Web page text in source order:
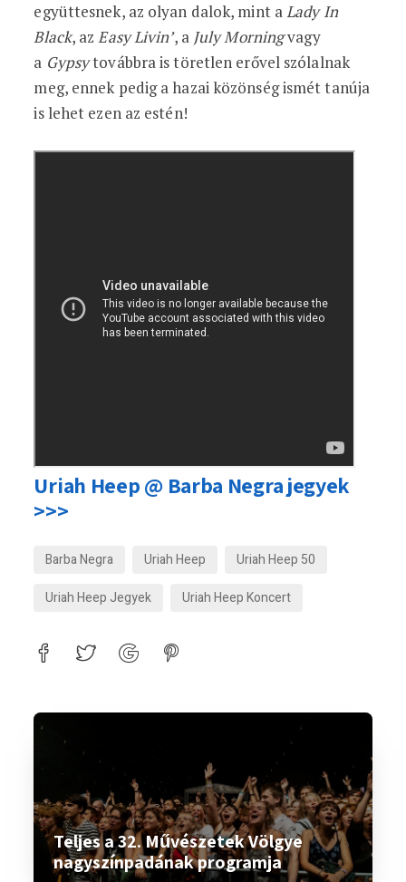
együttesnek, az olyan dalok, mint aLady In
Black, azEasy Livin’, a July Morningvagy
a Gypsytovábbra is töretlen erővel szólalnak
meg, ennek pedig a hazai közönség ismét tanúja
is lehet ezen az estén!
Uriah Heep @ Barba Negra jegyek
>>>
Barba Negra Uriah Heep
Uriah Heep 50
Uriah Heep Jegyek
Uriah Heep Koncert
Teljes a 32. Művészetek Völgye
nagyszínpadának programja